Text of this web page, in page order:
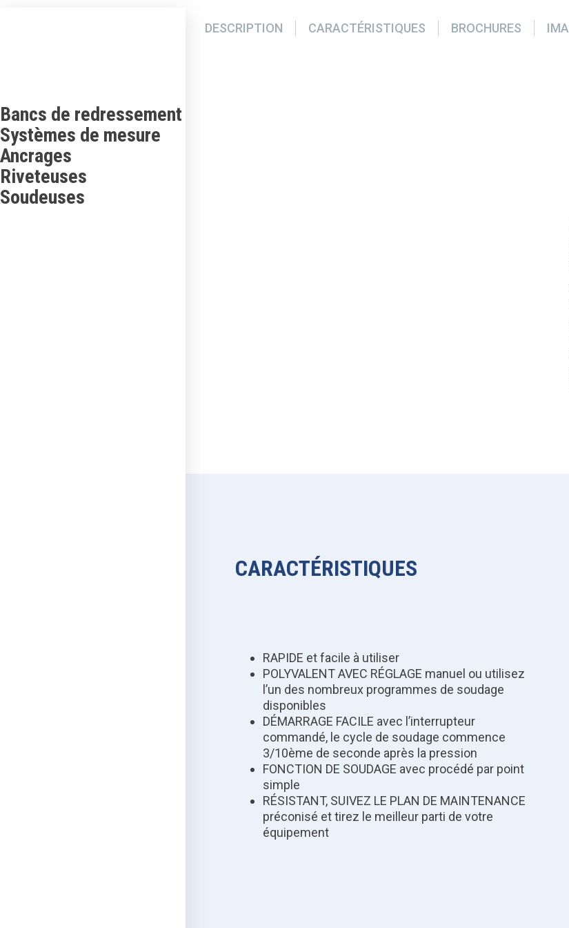
Bancs de redressement
Systèmes de mesure
Ancrages
Riveteuses
Soudeuses
DESCRIPTION CARACTÉRISTIQUES BROCHURES
CARACTÉRISTIQUES
RAPIDE et facile à utiliser
POLYVALENT AVEC RÉGLAGE manuel ou utilisez
l’un des nombreux programmes de soudage
disponibles
DÉMARRAGE FACILE avec l’interrupteur
commandé, le cycle de soudage commence
3/10ème de seconde après la pression
FONCTION DE SOUDAGE avec procédé par point
simple
RÉSISTANT, SUIVEZ LE PLAN DE MAINTENANCE
préconisé et tirez le meilleur parti de votre
équipement